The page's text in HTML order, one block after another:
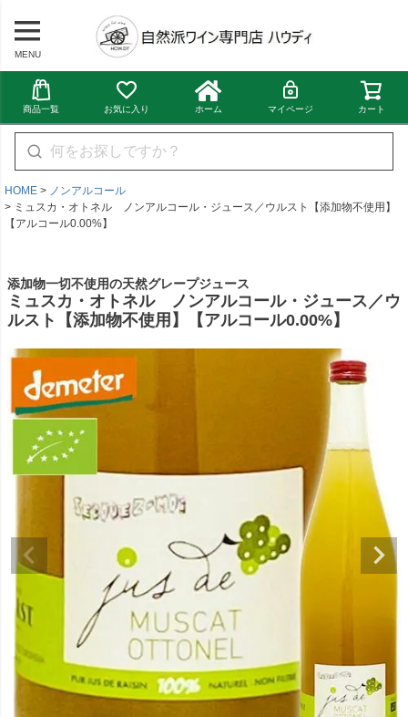
MENU
商品一覧 お気に入り ホーム マイページ カート
HOME
ノンアルコール
ミュスカ・オトネル ノンアルコール・ジュース／ウルスト【添加物不使用】
【アルコール0.00%】
添加物一切不使用の天然グレープジュース
ミュスカ・オトネル ノンアルコール・ジュース／ウ
ルスト【添加物不使用】【アルコール0.00%】